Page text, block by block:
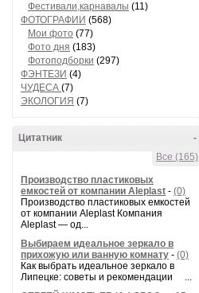
Фестивали,карнавалы (11)
ФОТОГРАФИИ (568)
Мои фото (77)
Фото дня (183)
Фотоподборки (297)
ФЭНТЕЗИ (4)
ЧУДЕСА (7)
ЭКОЛОГИЯ (7)
-
Цитатник
Все (165)
Производство пластиковых
емкостей от компании Aleplast - (0)
Производство пластиковых емкостей
от компании Aleplast Компания
Aleplast — од...
Выбираем идеальное зеркало в
прихожую или ванную комнату - (0)
Как выбрать идеальное зеркало в
Липецке: советы и рекомендации ...